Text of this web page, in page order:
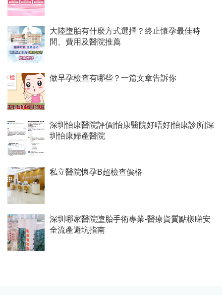
大陸墮胎有什麼方式選擇？終止懷孕最佳時
間、費用及醫院推薦
做早孕檢查有哪些？一篇文章告訴你
深圳怡康醫院評價|怡康醫院好唔好|怡康診所|深
圳怡康婦產醫院
私立醫院懷孕B超檢查價格
深圳哪家醫院墮胎手術專業-醫療資質點樣睇安
全流產避坑指南